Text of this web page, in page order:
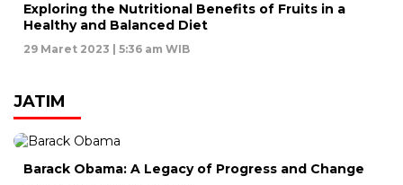
Exploring the Nutritional Benefits of Fruits in a
Healthy and Balanced Diet
29 Maret 2023 | 5:36 am WIB
JATIM
Barack Obama: A Legacy of Progress and Change